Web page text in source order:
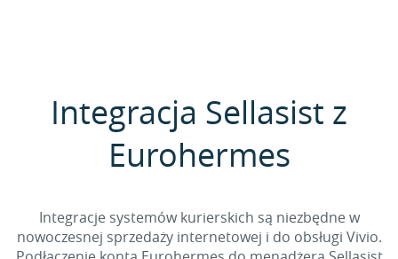
Integracja Sellasist z
Eurohermes
Integracje systemów kurierskich są niezbędne w
nowoczesnej sprzedaży internetowej i do obsługi Vivio.